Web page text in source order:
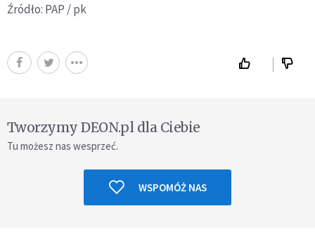
Źródło: PAP / pk
Tworzymy DEON.pl dla Ciebie
Tu możesz nas wesprzeć.
WSPOMÓŻ NAS